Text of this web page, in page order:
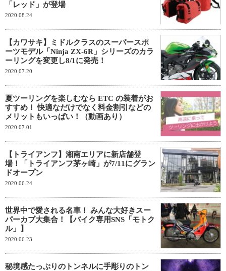
「レッド」が登場
2020.08.24
【カワサキ】ミドルクラスのスーパースポ
ーツモデル「Ninja ZX-6R」シリーズのカラ
ーリングを変更し8/1に発売！
2020.07.20
夏ツーリングを楽しむなら ETC の装着がお
すすめ！ 快適なだけでなく料金割引などの
メリットもいっぱい！（動画あり）
2020.07.01
【トライアンフ】湘南エリアに新店舗登
場！「トライアンフ茅ヶ崎」が7/11にグラン
ドオープン
2020.06.24
世界中で愛される名車！ みんな大好きスー
パーカブ大集合！【バイク専用SNS「モトク
ル」】
2020.06.23
秘境感たっぷりのトンネルに手彫りのトン